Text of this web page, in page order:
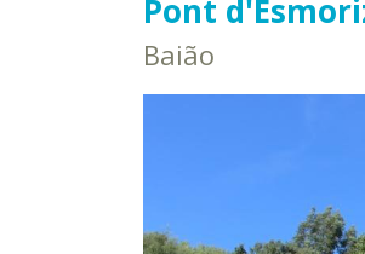
Pont
Baião